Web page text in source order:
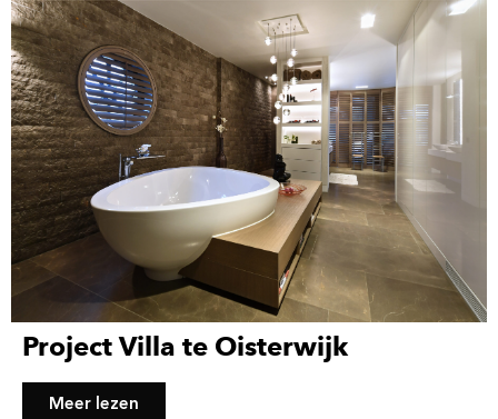
Project Villa te Oisterwijk
Meer lezen